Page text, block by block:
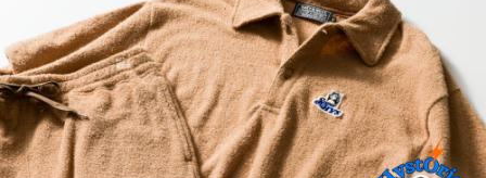
H.G.A.S.
HYSTERIC BOOTLEG
TABLOID
LOOKBOOK
RECRUIT
CONTACT
MEMBERSHIP
PRIVACY POLICY